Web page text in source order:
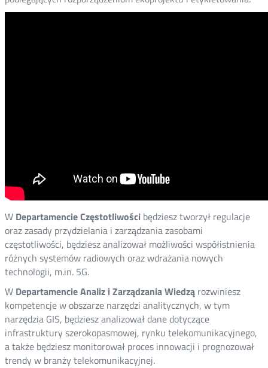
W Departamencie Częstotliwości będziesz tworzył regulacje
oraz zasady przydzielania i zarządzania zasobami
częstotliwości, będziesz analizował możliwości współistnienia
różnych systemów radiowych oraz wdrażania nowych
technologii, m.in. 5G.
W Departamencie Analiz i Zarządzania Wiedząrozwiniesz
kompetencje w obszarze narzędzi analitycznych, w tym
narzędzia GIS, będziesz analizował dane dotyczące
infrastruktury szerokopasmowej, rynku telekomunikacyjnego,
a także będziesz monitorował proces innowacji i prognozował
trendy w branży telekomunikacyjnej.